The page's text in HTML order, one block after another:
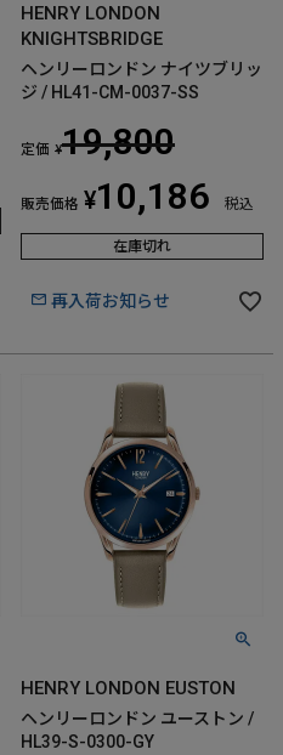
HENRY LONDON
KNIGHTSBRIDGE
ヘンリーロンドン ナイツブリッ
ジ / HL41-CM-0037-SS
定価 ¥19,800
販売価格 ¥10,186 税込
在庫切れ
再入荷お知らせ
HENRY LONDON EUSTON
ヘンリーロンドン ユーストン /
HL39-S-0300-GY